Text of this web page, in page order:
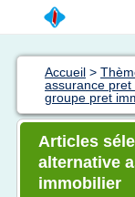
Accueil >
assurance pret
groupe pret
Articles
alternative
immobilier